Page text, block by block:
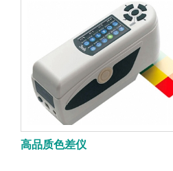
高品质色差仪